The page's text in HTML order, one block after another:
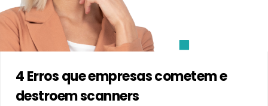
4 Erros que empresas cometem e
destroem scanners